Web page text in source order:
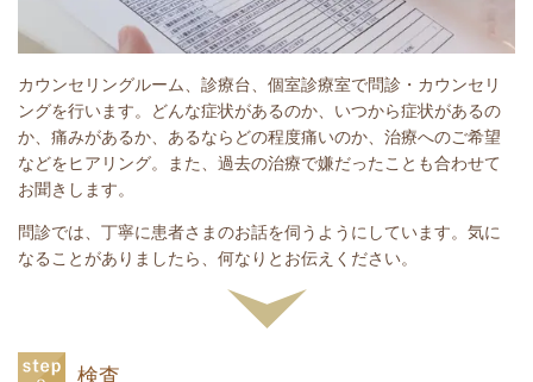
カウンセリングルーム、診療台、個室診療室で問診・カウンセリ
ングを行います。どんな症状があるのか、いつから症状があるの
か、痛みがあるか、あるならどの程度痛いのか、治療へのご希望
などをヒアリング。また、過去の治療で嫌だったことも合わせて
お聞きします。
問診では、丁寧に患者さまのお話を伺うようにしています。気に
なることがありましたら、何なりとお伝えください。
検査